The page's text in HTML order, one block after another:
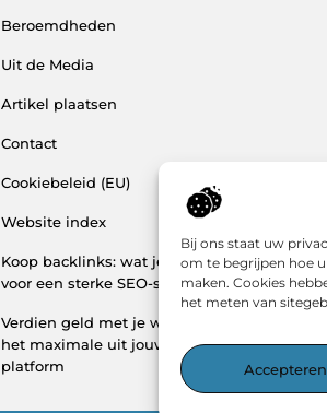
Bij ons staat uw
om te begrijpen hoe
maken. Cookies
het meten van
Accepteren
Beroemdheden
Uit de Media
Artikel plaatsen
Contact
Cookiebeleid (EU)
Website index
Koop backlinks: wat je moet weten
voor een sterke SEO-strategie
Verdien geld met je website: haal
het maximale uit jouw online
platform